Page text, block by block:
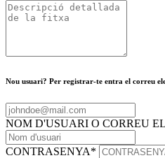
Nou usuari? Per registrar-te entra el correu
NOM D'USUARI O CORREU
CONTRASENYA*